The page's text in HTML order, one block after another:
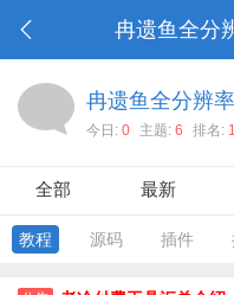
冉遗鱼全分辨
今日: 0 主题: 6 排名:
全部 最新
教程 源码 插件